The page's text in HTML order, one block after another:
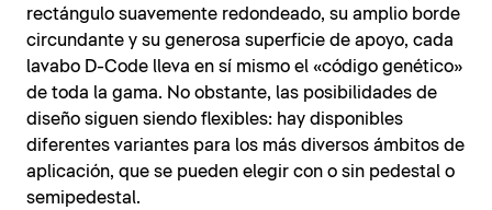
rectángulo suavemente redondeado, su amplio borde
circundante y su generosa superficie de apoyo, cada
lavabo D-Code lleva en sí mismo el «código genético»
de toda la gama. No obstante, las posibilidades de
diseño siguen siendo flexibles: hay disponibles
diferentes variantes para los más diversos ámbitos de
aplicación, que se pueden elegir con o sin pedestal o
semipedestal.